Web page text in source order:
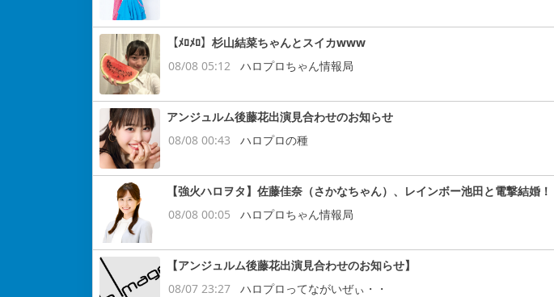
【ﾒﾛﾒﾛ】杉山結菜ちゃんとスイカwww
08/08 05:12
ハロプロちゃん情報局
アンジュルム後藤花出演見合わせのお知らせ
08/08 00:43
ハロプロの種
【強火ハロヲタ】佐藤佳奈（さかなちゃん）、レインボー池田と電撃結婚！
08/08 00:05
ハロプロちゃん情報局
【アンジュルム後藤花出演見合わせのお知らせ】
08/07 23:27
ハロプロってながいぜぃ・・